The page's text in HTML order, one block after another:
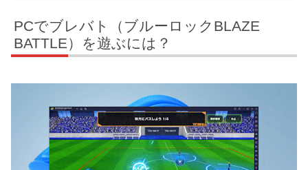
PCでブレバト（ブルーロックBLAZE
BATTLE）を遊ぶには？